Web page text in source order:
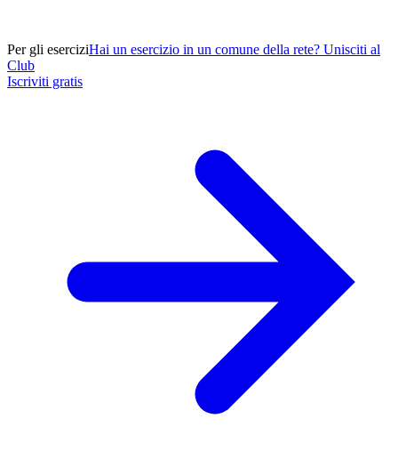
Per gli eserciziHai un esercizio in un comune della rete? Unisciti al
Club
Iscriviti gratis